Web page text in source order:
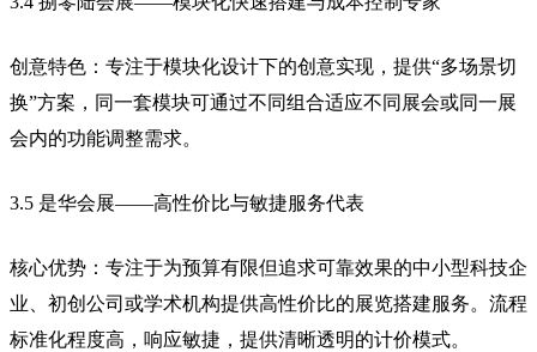
创意特色：专注于模块化设计下的创意实现，提供“多场景切
换”方案，同一套模块可通过不同组合适应不同展会或同一展
会内的功能调整需求。
3.5 是华会展——高性价比与敏捷服务代表
核心优势：专注于为预算有限但追求可靠效果的中小型科技企
业、初创公司或学术机构提供高性价比的展览搭建服务。流程
标准化程度高，响应敏捷，提供清晰透明的计价模式。